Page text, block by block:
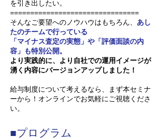
を引き出したい。
================================
そんなご要望へのノウハウはもちろん、 あし
たのチームで行っている
「マイナス査定の実態」や「評価面談の内
容」も特別公開。
より実践的に、より自社での運用イメージが
湧く内容にバージョンアップしました！
給与制度について考えるなら、まず本セミナ
ーから！オンラインでお気軽にご視聴くださ
い。
■プログラム